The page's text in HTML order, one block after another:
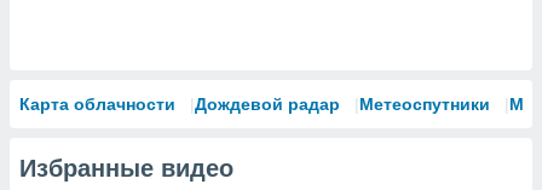
Карта облачности Дождевой радар Метеоспутники
Избранные видео